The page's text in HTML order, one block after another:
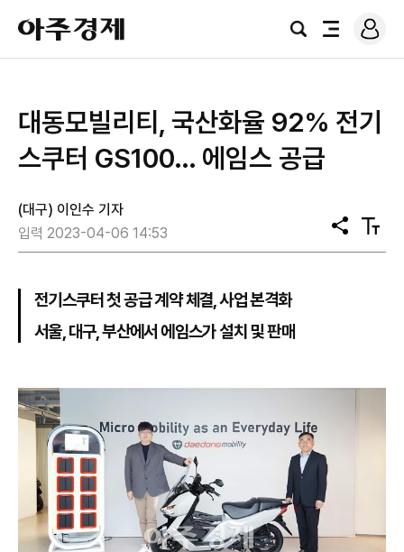
아
주
경
검
전
로
그
대동모빌리티, 국산화율 92% 전기
스쿠터 GS100… 에임스 공급
(대구) 이인수 기자
입력 2023-04-06 14:53
공
유
텍
스
전기스쿠터 첫 공급 계약 체결, 사업 본격화
서울, 대구, 부산에서 에임스가 설치 및 판매